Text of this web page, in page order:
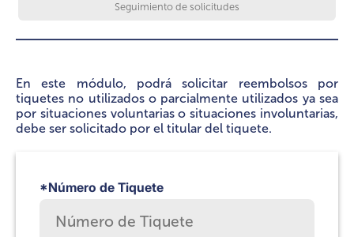
Seguimiento de solicitudes
En este módulo, podrá solicitar reembolsos por
tiquetes no utilizados o parcialmente utilizados ya sea
por situaciones voluntarias o situaciones involuntarias,
debe ser solicitado por el titular del tiquete.
*Número de Tiquete